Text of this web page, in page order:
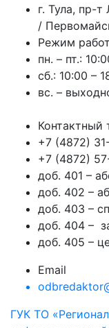
г. Тула, пр-
/
Режим
пн. – пт.:
сб.: 10:00 –
вс. –
Контактный
+7 (4872)
+7 (4872)
доб. 401 –
доб. 402 –
доб. 403 –
доб. 404 –
доб. 405 –
Email
ГУК ТО